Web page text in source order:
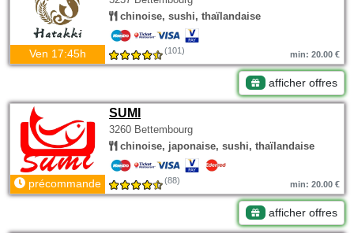
chinoise, sushi, thaïlandaise
Ven 17:45h (101) min: 20.00 €
afficher offres
SUMI
3260 Bettembourg
chinoise, japonaise, sushi, thaïlandaise
précommande (88) min: 20.00 €
afficher offres